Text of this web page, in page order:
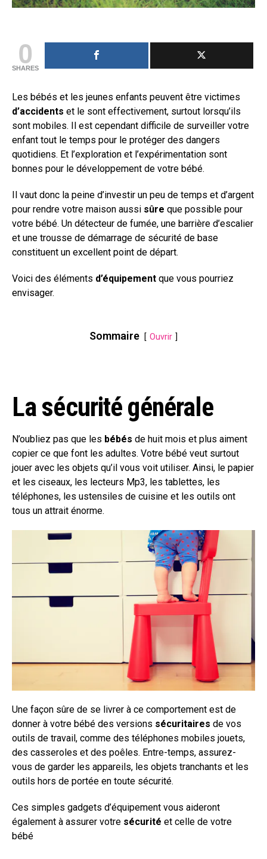
0
SHARES
Les bébés et les jeunes enfants peuvent être victimes
d’accidents et le sont effectivement, surtout lorsqu’ils
sont mobiles. Il est cependant difficile de surveiller votre
enfant tout le temps pour le protéger des dangers
quotidiens. Et l’exploration et l’expérimentation sont
bonnes pour le développement de votre bébé.
Il vaut donc la peine d’investir un peu de temps et d’argent
pour rendre votre maison aussi sûre que possible pour
votre bébé. Un détecteur de fumée, une barrière d’escalier
et une trousse de démarrage de sécurité de base
constituent un excellent point de départ.
Voici des éléments d’équipement que vous pourriez
envisager.
Sommaire Ouvrir
La sécurité générale
N’oubliez pas que les bébés de huit mois et plus aiment
copier ce que font les adultes. Votre bébé veut surtout
jouer avec les objets qu’il vous voit utiliser. Ainsi, le papier
et les ciseaux, les lecteurs Mp3, les tablettes, les
téléphones, les ustensiles de cuisine et les outils ont
tous un attrait énorme.
Une façon sûre de se livrer à ce comportement est de
donner à votre bébé des versions sécuritaires de vos
outils de travail, comme des téléphones mobiles jouets,
des casseroles et des poêles. Entre-temps, assurez-
vous de garder les appareils, les objets tranchants et les
outils hors de portée en toute sécurité.
Ces simples gadgets d’équipement vous aideront
également à assurer votre sécurité et celle de votre
bébé